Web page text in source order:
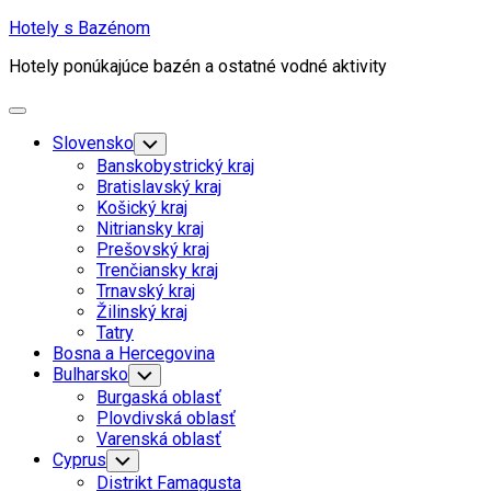
Skip
content
Hotely s Bazénom
Hotely ponúkajúce bazén a ostatné vodné aktivity
Expand
Slovensko Toggle
Child
Menu
Banskobystrický kraj
Bratislavský kraj
Košický kraj
Nitriansky kraj
Prešovský kraj
Trenčiansky kraj
Trnavský kraj
Žilinský kraj
Tatry
Bosna a Hercegovina
Bulharsko Toggle
Child
Menu
Burgaská oblasť
Plovdivská oblasť
Varenská oblasť
Cyprus Toggle
Child
Distrikt Famagusta